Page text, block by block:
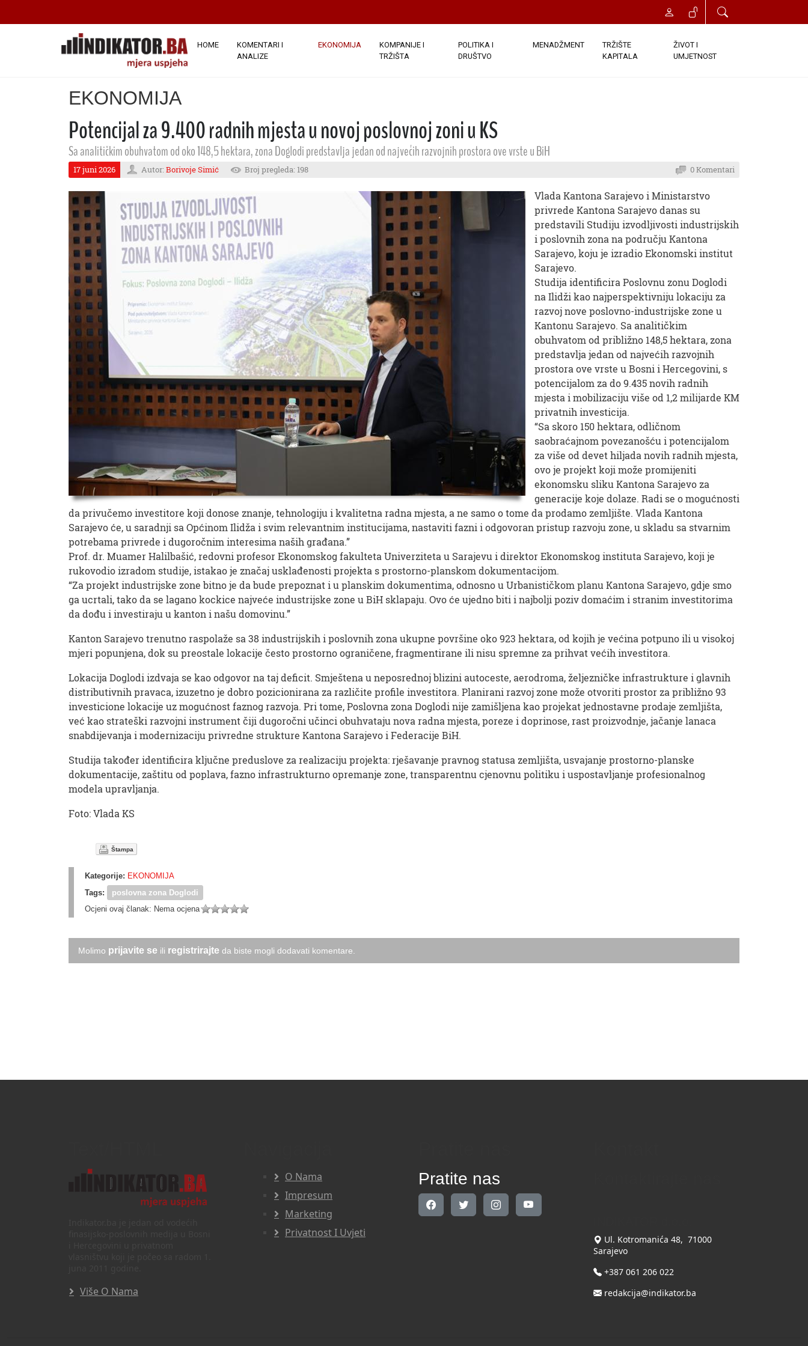
HOME
KOMENTARI I
ANALIZE
EKONOMIJA
KOMPANIJE I
TRŽIŠTA
POLITIKA I
DRUŠTVO
MENADŽMENT
TRŽIŠTE
KAPITALA
ŽIVOT I
UMJETNOST
EKONOMIJA
Potencijal za 9.400 radnih mjesta u novoj poslovnoj zoni u KS
Sa analitičkim obuhvatom od oko 148,5 hektara, zona Doglodi predstavlja jedan od najvećih razvojnih prostora ove vrste u BiH
17 juni 2026 Autor: Borivoje Simić Broj pregleda: 198 0 Komentari
Vlada Kantona Sarajevo i Ministarstvo
privrede Kantona Sarajevo danas su
predstavili Studiju izvodljivosti industrijskih
i poslovnih zona na području Kantona
Sarajevo, koju je izradio Ekonomski institut
Sarajevo.
Studija identificira Poslovnu zonu Doglodi
na Ilidži kao najperspektivniju lokaciju za
razvoj nove poslovno-industrijske zone u
Kantonu Sarajevo. Sa analitičkim
obuhvatom od približno 148,5 hektara, zona
predstavlja jedan od najvećih razvojnih
prostora ove vrste u Bosni i Hercegovini, s
potencijalom za do 9.435 novih radnih
mjesta i mobilizaciju više od 1,2 milijarde KM
privatnih investicija.
“Sa skoro 150 hektara, odličnom
saobraćajnom povezanošću i potencijalom
za više od devet hiljada novih radnih mjesta,
ovo je projekt koji može promijeniti
ekonomsku sliku Kantona Sarajevo za
generacije koje dolaze. Radi se o mogućnosti
da privučemo investitore koji donose znanje, tehnologiju i kvalitetna radna mjesta, a ne samo o tome da prodamo zemljište. Vlada Kantona
Sarajevo će, u saradnji sa Općinom Ilidža i svim relevantnim institucijama, nastaviti fazni i odgovoran pristup razvoju zone, u skladu sa stvarnim
potrebama privrede i dugoročnim interesima naših građana.”
Prof. dr. Muamer Halilbašić, redovni profesor Ekonomskog fakulteta Univerziteta u Sarajevu i direktor Ekonomskog instituta Sarajevo, koji je
rukovodio izradom studije, istakao je značaj usklađenosti projekta s prostorno-planskom dokumentacijom.
“Za projekt industrijske zone bitno je da bude prepoznat i u planskim dokumentima, odnosno u Urbanističkom planu Kantona Sarajevo, gdje smo
ga ucrtali, tako da se lagano kockice najveće industrijske zone u BiH sklapaju. Ovo će ujedno biti i najbolji poziv domaćim i stranim investitorima
da dođu i investiraju u kanton i našu domovinu.”
Kanton Sarajevo trenutno raspolaže sa 38 industrijskih i poslovnih zona ukupne površine oko 923 hektara, od kojih je većina potpuno ili u visokoj
mjeri popunjena, dok su preostale lokacije često prostorno ograničene, fragmentirane ili nisu spremne za prihvat većih investitora.
Lokacija Doglodi izdvaja se kao odgovor na taj deficit. Smještena u neposrednoj blizini autoceste, aerodroma, željezničke infrastrukture i glavnih
distributivnih pravaca, izuzetno je dobro pozicionirana za različite profile investitora. Planirani razvoj zone može otvoriti prostor za približno 93
investicione lokacije uz mogućnost faznog razvoja. Pri tome, Poslovna zona Doglodi nije zamišljena kao projekat jednostavne prodaje zemljišta,
već kao strateški razvojni instrument čiji dugoročni učinci obuhvataju nova radna mjesta, poreze i doprinose, rast proizvodnje, jačanje lanaca
snabdijevanja i modernizaciju privredne strukture Kantona Sarajevo i Federacije BiH.
Studija također identificira ključne preduslove za realizaciju projekta: rješavanje pravnog statusa zemljišta, usvajanje prostorno-planske
dokumentacije, zaštitu od poplava, fazno infrastrukturno opremanje zone, transparentnu cjenovnu politiku i uspostavljanje profesionalnog
modela upravljanja.
Foto: Vlada KS
Štampa
Kategorije: EKONOMIJA
Tags:
poslovna zona Doglodi
Ocjeni ovaj članak: Nema ocjena
Molimo prijavite se ili registrirajte da biste mogli dodavati komentare.
Više O Nama
O Nama
Impresum
Marketing
Privatnost I Uvjeti
Pratite nas
Ul. Kotromanića 48, 71000
Sarajevo
+387 061 206 022
redakcija@indikator.ba